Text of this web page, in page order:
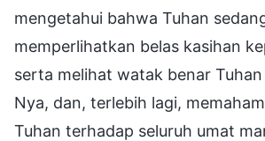
mengetahui bahwa Tuhan
memperlihatkan belas kasihan
serta melihat watak benar
Nya, dan, terlebih lagi,
Tuhan terhadap seluruh umat